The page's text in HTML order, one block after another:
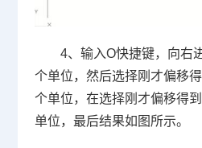
4、输入O快捷键，向右
个单位，然后选择刚才偏移
个单位，在选择刚才偏移得
单位，最后结果如图所示。